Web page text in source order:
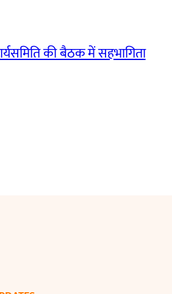
की बैठक में सहभागिता